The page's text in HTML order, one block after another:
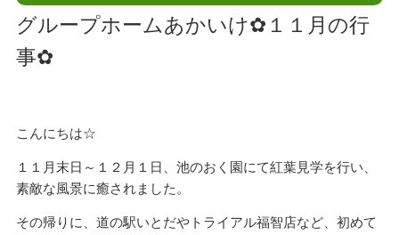
グループホームあかいけ✿１１月の行
事✿
こんにちは☆
１１月末日～１２月１日、池のおく園にて紅葉見学を行い、
素敵な風景に癒されました。
その帰りに、道の駅いとだやトライアル福智店など、初めて